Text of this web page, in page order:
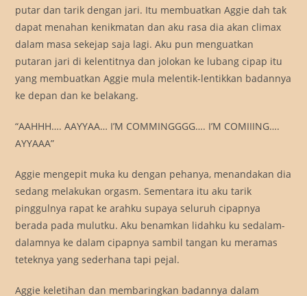
putar dan tarik dengan jari. Itu membuatkan Aggie dah tak
dapat menahan kenikmatan dan aku rasa dia akan climax
dalam masa sekejap saja lagi. Aku pun menguatkan
putaran jari di kelentitnya dan jolokan ke lubang cipap itu
yang membuatkan Aggie mula melentik-lentikkan badannya
ke depan dan ke belakang.
“AAHHH…. AAYYAA… I’M COMMINGGGG…. I’M COMIIING….
AYYAAA”
Aggie mengepit muka ku dengan pehanya, menandakan dia
sedang melakukan orgasm. Sementara itu aku tarik
pinggulnya rapat ke arahku supaya seluruh cipapnya
berada pada mulutku. Aku benamkan lidahku ku sedalam-
dalamnya ke dalam cipapnya sambil tangan ku meramas
teteknya yang sederhana tapi pejal.
Aggie keletihan dan membaringkan badannya dalam